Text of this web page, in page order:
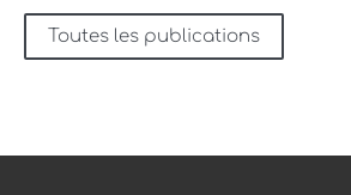
Toutes les publications